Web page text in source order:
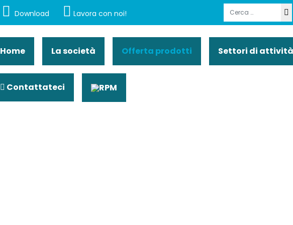
Download Lavora con noi! Cerca
Home La società Offerta prodotti Settori di attività
Contattateci